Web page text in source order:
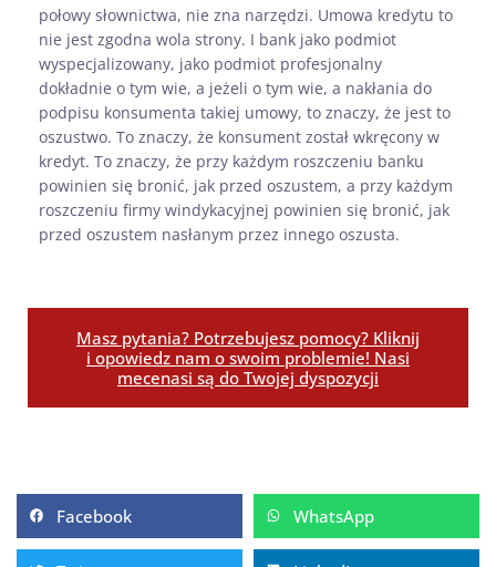
połowy słownictwa, nie zna narzędzi. Umowa kredytu to
nie jest zgodna wola strony. I bank jako podmiot
wyspecjalizowany, jako podmiot profesjonalny
dokładnie o tym wie, a jeżeli o tym wie, a nakłania do
podpisu konsumenta takiej umowy, to znaczy, że jest to
oszustwo. To znaczy, że konsument został wkręcony w
kredyt. To znaczy, że przy każdym roszczeniu banku
powinien się bronić, jak przed oszustem, a przy każdym
roszczeniu firmy windykacyjnej powinien się bronić, jak
przed oszustem nasłanym przez innego oszusta.
Masz pytania? Potrzebujesz pomocy? Kliknij
i opowiedz nam o swoim problemie! Nasi
mecenasi są do Twojej dyspozycji
Facebook WhatsApp